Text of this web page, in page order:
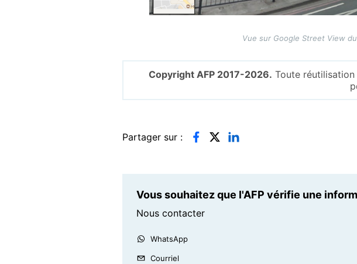
Vue sur Google Street View
Copyright AFP 2017-2026. Toute
Partager sur :
Vous souhaitez que l'AFP vérifie une
Nous contacter
WhatsApp
Courriel